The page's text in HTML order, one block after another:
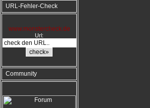
URL-Fehler-Check
www.monstercheck.de
Url:
Community